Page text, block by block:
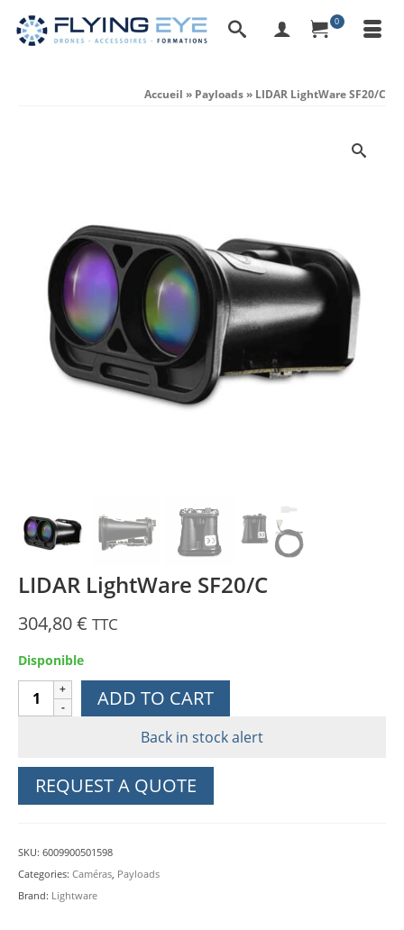
0
Accueil » Payloads» LIDAR LightWare SF20/C
LIDAR LightWare SF20/C
304,80€ TTC
Disponible
LIDAR
LightWare
ADD TO CART
Back in stock alert
REQUEST A QUOTE
SKU: 6009900501598
Categories: Caméras Payloads
Brand: Lightware